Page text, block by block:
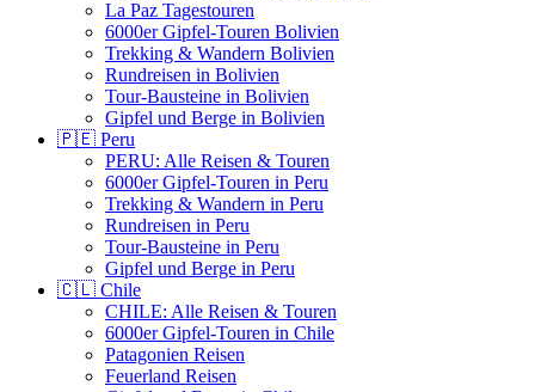
La Paz Tagestouren
6000er Gipfel-Touren Bolivien
Trekking & Wandern Bolivien
Rundreisen in Bolivien
Tour-Bausteine in Bolivien
Gipfel und Berge in Bolivien
🇵🇪 Peru
PERU: Alle Reisen & Touren
6000er Gipfel-Touren in Peru
Trekking & Wandern in Peru
Rundreisen in Peru
Tour-Bausteine in Peru
Gipfel und Berge in Peru
🇨🇱 Chile
CHILE: Alle Reisen & Touren
6000er Gipfel-Touren in Chile
Patagonien Reisen
Feuerland Reisen